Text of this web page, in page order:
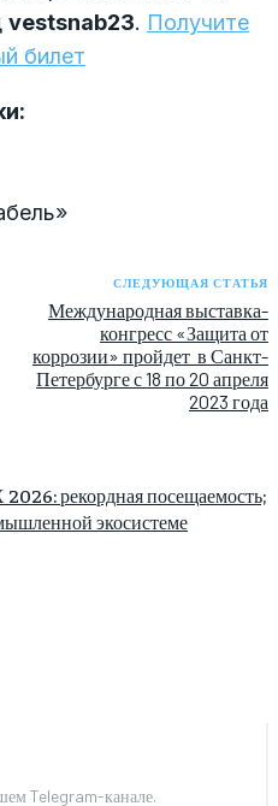
Telegram-канале.
vestsnab23. Получите
билет
СЛЕДУЮЩАЯ СТАТЬЯ
Международная выставка-
конгресс «Защита от
коррозии» пройдет в Санкт-
Петербурге с 18 по 20 апреля
2023 года
рекордная посещаемость;
экосистеме